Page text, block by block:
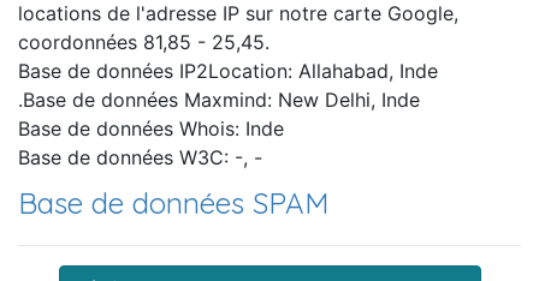
locations de l'adresse IP sur notre carte Google,
coordonnées 81,85 - 25,45.
Base de données IP2Location: Allahabad, Inde
.Base de données Maxmind: New Delhi, Inde
Base de données Whois: Inde
Base de données W3C: -, -
Base de données SPAM